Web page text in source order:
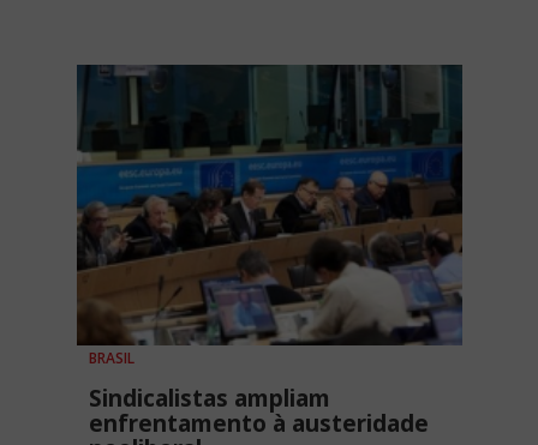
BRASIL
Sindicalistas ampliam
enfrentamento à austeridade